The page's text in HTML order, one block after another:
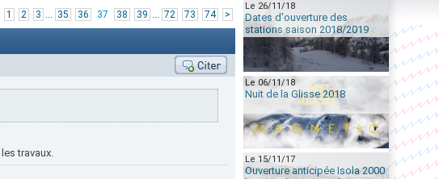
1 2 3 ... 35 36 37 38 39 ... 72 73 74 >
travaux.
Le 26/11/18
Dates d'ouverture des
stations saison 2018/2019
Le 06/11/18
Nuit de la Glisse 2018
Le 15/11/17
Ouverture anticipée Isola 2000